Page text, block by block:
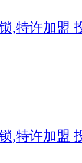
,特许加盟
,特许加盟